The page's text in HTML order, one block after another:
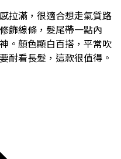
拉滿，很適合想走氣質路
飾線條，髮尾帶一點內
。顏色顯白百搭，平常吹
耐看長髮，這款很值得。